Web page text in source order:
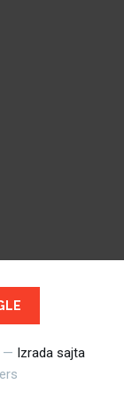
— Izrada sajta